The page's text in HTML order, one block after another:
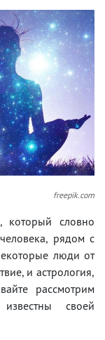
freepik.com
который словно
рядом с
люди от
и астрология,
рассмотрим
своей